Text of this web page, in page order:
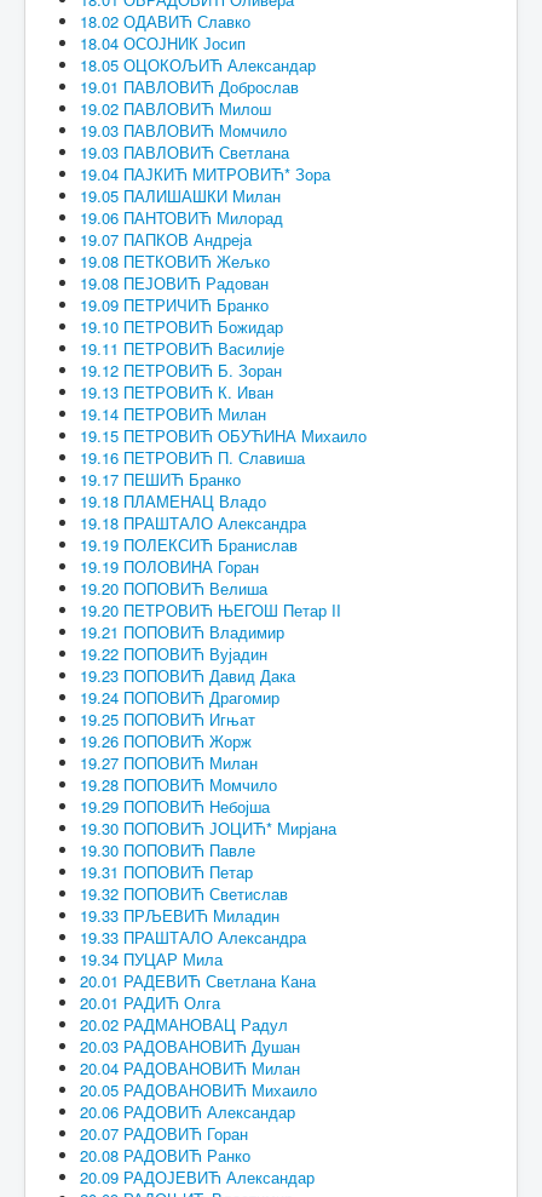
18.02 ОДАВИЋ Славко
18.04 ОСОЈНИК Јосип
18.05 ОЦОКОЉИЋ Александар
19.01 ПАВЛОВИЋ Доброслав
19.02 ПАВЛОВИЋ Милош
19.03 ПАВЛОВИЋ Момчило
19.03 ПАВЛОВИЋ Светлана
19.04 ПАЈКИЋ МИТРОВИЋ* Зора
19.05 ПАЛИШАШКИ Милан
19.06 ПАНТОВИЋ Милорад
19.07 ПАПКОВ Андреја
19.08 ПЕТКОВИЋ Жељко
19.08 ПЕЈОВИЋ Радован
19.09 ПЕТРИЧИЋ Бранко
19.10 ПЕТРОВИЋ Божидар
19.11 ПЕТРОВИЋ Василије
19.12 ПЕТРОВИЋ Б. Зоран
19.13 ПЕТРОВИЋ К. Иван
19.14 ПЕТРОВИЋ Милан
19.15 ПЕТРОВИЋ ОБУЋИНА Михаило
19.16 ПЕТРОВИЋ П. Славиша
19.17 ПЕШИЋ Бранко
19.18 ПЛАМЕНАЦ Владо
19.18 ПРАШТАЛО Александра
19.19 ПОЛЕКСИЋ Бранислав
19.19 ПОЛОВИНА Горан
19.20 ПОПОВИЋ Велиша
19.20 ПЕТРОВИЋ ЊЕГОШ Петар II
19.21 ПОПОВИЋ Владимир
19.22 ПОПОВИЋ Вујадин
19.23 ПОПОВИЋ Давид Дака
19.24 ПОПОВИЋ Драгомир
19.25 ПОПОВИЋ Игњат
19.26 ПОПОВИЋ Жорж
19.27 ПОПОВИЋ Милан
19.28 ПОПОВИЋ Момчило
19.29 ПОПОВИЋ Небојша
19.30 ПОПОВИЋ ЈОЦИЋ* Мирјана
19.30 ПОПОВИЋ Павле
19.31 ПОПОВИЋ Петар
19.32 ПОПОВИЋ Светислав
19.33 ПРЉЕВИЋ Миладин
19.33 ПРАШТАЛО Александра
19.34 ПУЦАР Мила
20.01 РАДЕВИЋ Светлана Кана
20.01 РАДИЋ Олга
20.02 РАДМАНОВАЦ Радул
20.03 РАДОВАНОВИЋ Душан
20.04 РАДОВАНОВИЋ Милан
20.05 РАДОВАНОВИЋ Михаило
20.06 РАДОВИЋ Александар
20.07 РАДОВИЋ Горан
20.08 РАДОВИЋ Ранко
20.09 РАДОЈЕВИЋ Александар